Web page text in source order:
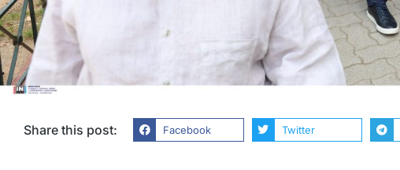
Share this post: Facebook Twitter